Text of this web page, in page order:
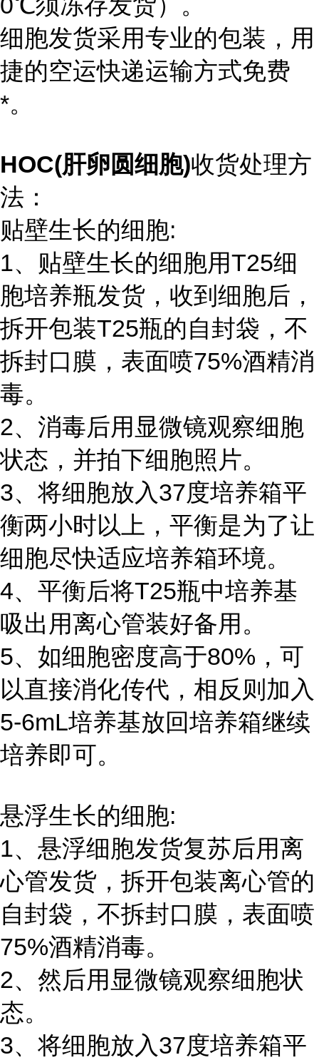
细胞发货采用专业的包装，用
捷的空运快递运输方式免费
*。
HOC(肝卵圆细胞)收货处理方
法：
贴壁生长的细胞:
1、贴壁生长的细胞用T25细
胞培养瓶发货，收到细胞后，
拆开包装T25瓶的自封袋，不
拆封口膜，表面喷75%酒精消
毒。
2、消毒后用显微镜观察细胞
状态，并拍下细胞照片。
3、将细胞放入37度培养箱平
衡两小时以上，平衡是为了让
细胞尽快适应培养箱环境。
4、平衡后将T25瓶中培养基
吸出用离心管装好备用。
5、如细胞密度高于80%，可
以直接消化传代，相反则加入
5-6mL培养基放回培养箱继续
培养即可。
悬浮生长的细胞:
1、悬浮细胞发货复苏后用离
心管发货，拆开包装离心管的
自封袋，不拆封口膜，表面喷
75%酒精消毒。
2、然后用显微镜观察细胞状
态。
3、将细胞放入37度培养箱平